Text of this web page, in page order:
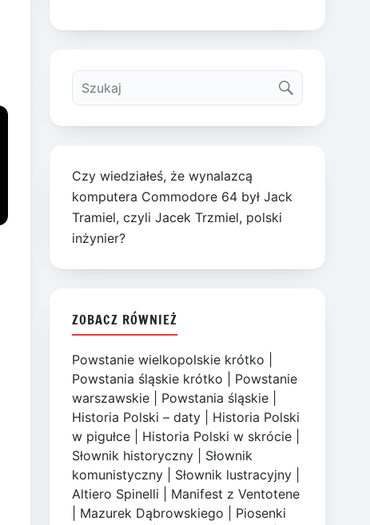
Czy wiedziałeś, że wynalazcą
komputera Commodore 64 był Jack
Tramiel, czyli Jacek Trzmiel, polski
inżynier?
ZOBACZ RÓWNIEŻ
Powstanie wielkopolskie krótko
Powstania śląskie krótko
Powstanie
warszawskie
Powstania śląskie
Historia Polski – daty
Historia Polski
w pigułce
Historia Polski w skrócie
Słownik historyczny
Słownik
komunistyczny
Słownik lustracyjny
Altiero Spinelli
Manifest z Ventotene
Mazurek Dąbrowskiego
Piosenki